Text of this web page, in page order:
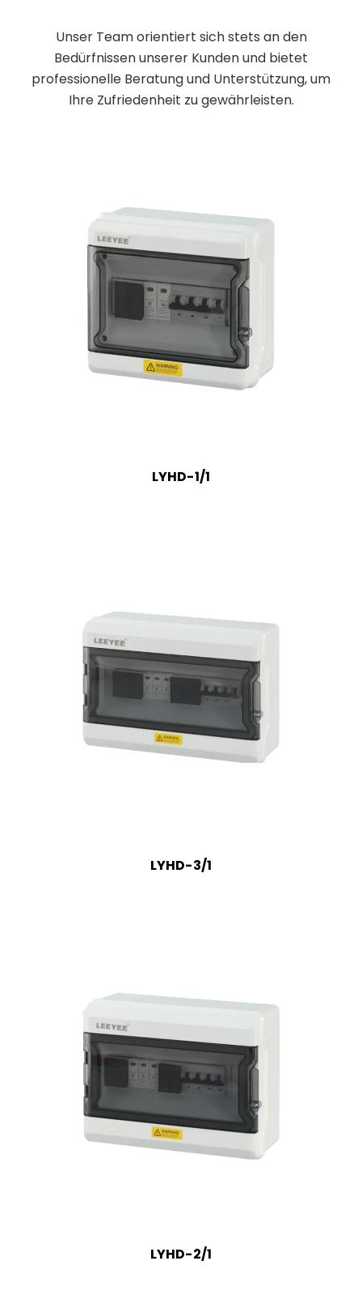
Unser Team orientiert sich stets an den
Bedürfnissen unserer Kunden und bietet
professionelle Beratung und Unterstützung, um
Ihre Zufriedenheit zu gewährleisten.
LYHD-1/1
LYHD-3/1
LYHD-2/1